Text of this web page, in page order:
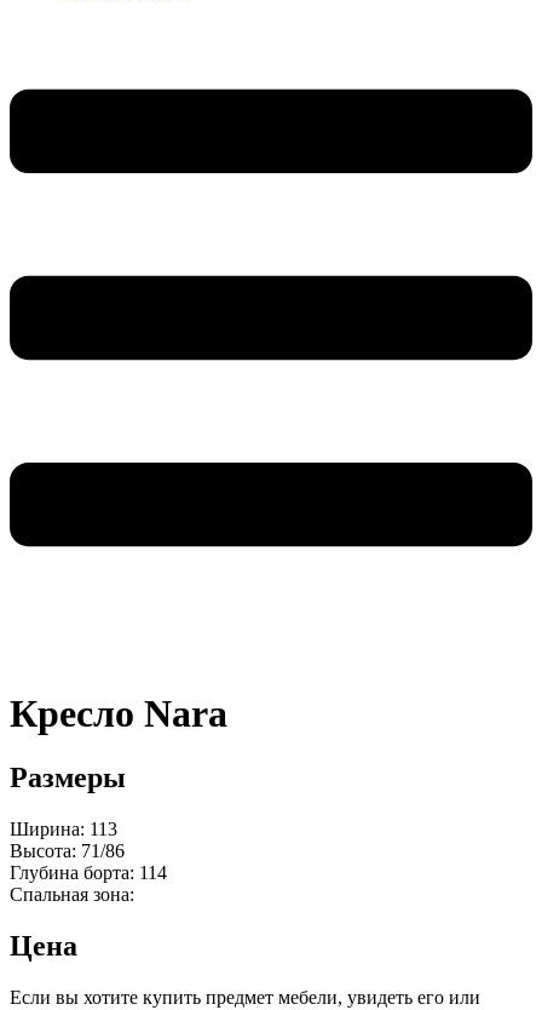
Кресло Nara
Размеры
Ширина: 113
Высота: 71/86
Глубина борта: 114
Спальная зона:
Цена
Если вы хотите купить предмет мебели, увидеть его или